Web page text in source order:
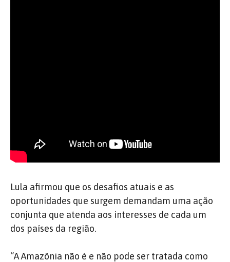
Lula afirmou que os desafios atuais e as
oportunidades que surgem demandam uma ação
conjunta que atenda aos interesses de cada um
dos países da região.
“A Amazônia não é e não pode ser tratada como